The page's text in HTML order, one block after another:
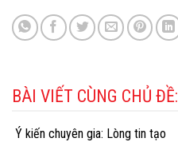
BÀI VIẾT CÙNG CHỦ ĐỀ:
Ý kiến chuyên gia: Lòng tin tạo